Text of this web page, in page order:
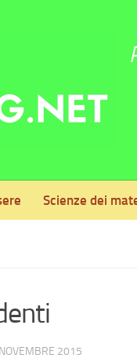
Scienze dei
2015